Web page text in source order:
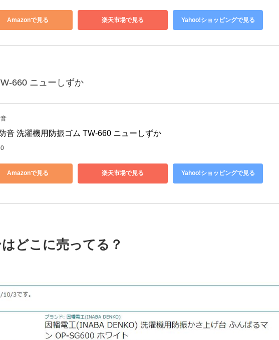
Amazonで見る 楽天市場で見る Yahoo!ショッピングで見る
660 ニューしずか
音 洗濯機用防振ゴム TW-660 ニューしずか
Amazonで見る 楽天市場で見る Yahoo!ショッピングで見る
どこに売ってる？